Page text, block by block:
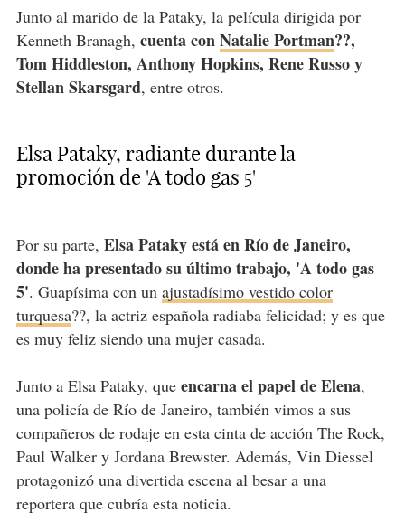
Junto al marido de la Pataky, la película dirigida por
Kenneth Branagh, cuenta conNatalie Portman??,
Tom Hiddleston, Anthony Hopkins, Rene Russo y
Stellan Skarsgard, entre otros.
Elsa Pataky, radiante durante la
promoción de 'A todo gas 5'
Por su parte, Elsa Pataky está en Río de Janeiro,
donde ha presentado su último trabajo, 'A todo gas
5'. Guapísima con un ajustadísimo vestido color
turquesa??, la actriz española radiaba felicidad; y es que
es muy feliz siendo una mujer casada.
Junto a Elsa Pataky, que encarna el papel de Elena,
una policía de Río de Janeiro, también vimos a sus
compañeros de rodaje en esta cinta de acción The Rock,
Paul Walker y Jordana Brewster. Además, Vin Diessel
protagonizó una divertida escena al besar a una
reportera que cubría esta noticia.